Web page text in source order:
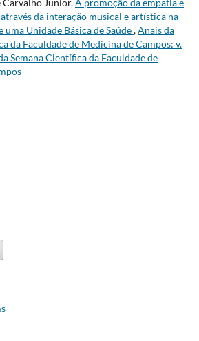
Junior,A promoção da empatia e
da interação musical e artística na
uma Unidade Básica de Saúde,Anais da
da Faculdade de Medicina de Campos: v.
Semana Científica da Faculdade de